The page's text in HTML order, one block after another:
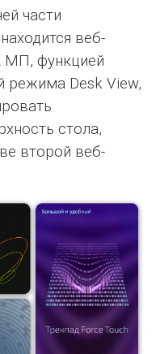
части
веб-
МП, функцией
режима Desk View,
стола,
второй веб-